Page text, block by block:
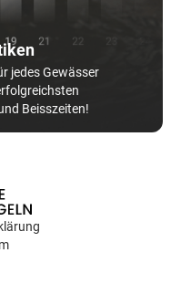
jedes Gewässer
Beisszeiten!